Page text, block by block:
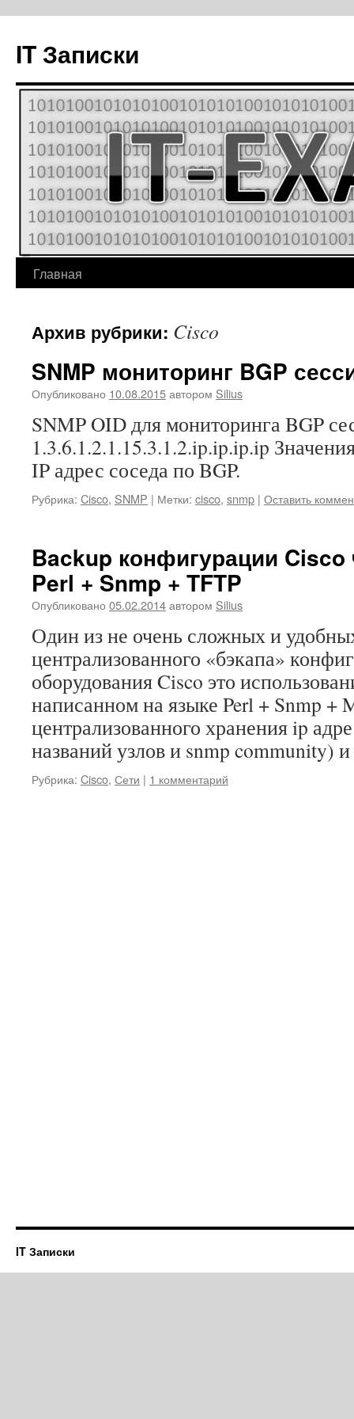
IT Записки
Перейти
содержимому
Главная
Архив рубрики: Cisco
SNMP мониторинг BGP
Опубликовано 10.08.2015автором Silius
SNMP OID для мониторинга BGP
1.3.6.1.2.1.15.3.1.2.ip.ip.ip.ip
IP адрес соседа по BGP.
Рубрика: Cisco, SNMP | Метки: cisco, snmp | Оставить
Backup конфигурации Cisco
Perl + Snmp + TFTP
Опубликовано 05.02.2014автором Silius
Один из не очень сложных и
централизованного «бэкапа»
оборудования Cisco это
написанном на языке Perl + Snmp +
централизованного хранения ip
названий узлов и snmp community)
Рубрика: Cisco, Сети | 1 комментарий
IT Записки